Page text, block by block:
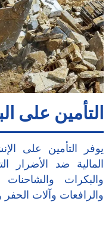
التأمين على
يوفر التأمين على
المالية ضد الأضرار
والبكرات
والرافعات وآلات